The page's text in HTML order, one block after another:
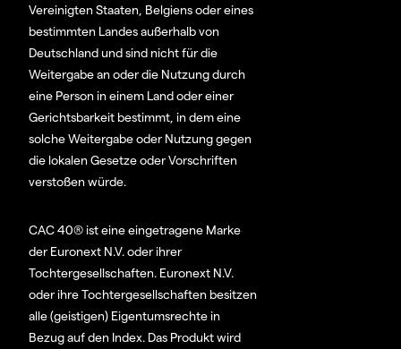
Vereinigten Staaten, Belgiens oder eines
bestimmten Landes außerhalb von
Deutschland und sind nicht für die
Weitergabe an oder die Nutzung durch
eine Person in einem Land oder einer
Gerichtsbarkeit bestimmt, in dem eine
solche Weitergabe oder Nutzung gegen
die lokalen Gesetze oder Vorschriften
verstoßen würde.
CAC 40® ist eine eingetragene Marke
der Euronext N.V. oder ihrer
Tochtergesellschaften. Euronext N.V.
oder ihre Tochtergesellschaften besitzen
alle (geistigen) Eigentumsrechte in
Bezug auf den Index. Das Produkt wird